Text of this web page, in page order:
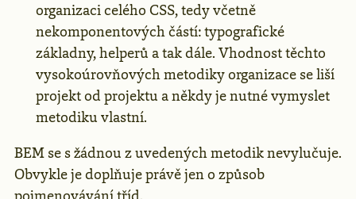
organizaci celého CSS, tedy včetně
nekomponentových částí: typografické
základny, helperů a tak dále. Vhodnost těchto
vysokoúrovňových metodiky organizace se liší
projekt od projektu a někdy je nutné vymyslet
metodiku vlastní.
BEM se s žádnou z uvedených metodik nevylučuje.
Obvykle je doplňuje právě jen o způsob